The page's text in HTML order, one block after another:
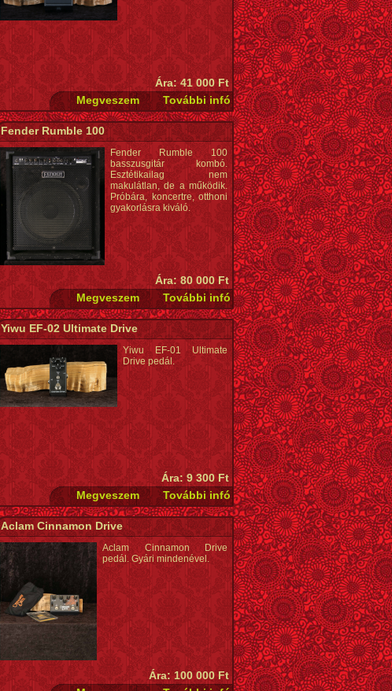
Ára: 41 000 Ft
Fender Rumble 100
Fender Rumble 100
basszusgitár kombó.
Esztétikailag nem
makulátlan, de a működik.
Próbára, koncertre, otthoni
gyakorlásra kiváló.
Ára: 80 000 Ft
Yiwu EF-02 Ultimate Drive
Yiwu EF-01 Ultimate
Drive pedál.
Ára: 9 300 Ft
Aclam Cinnamon Drive
Aclam Cinnamon Drive
pedál. Gyári mindenével.
Ára: 100 000 Ft